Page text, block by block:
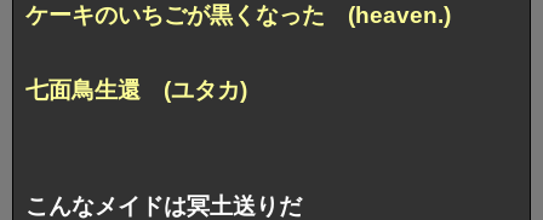
ケーキのいちごが黒くなった (heaven.)
七面鳥生還 (ユタカ)
こんなメイドは冥土送りだ